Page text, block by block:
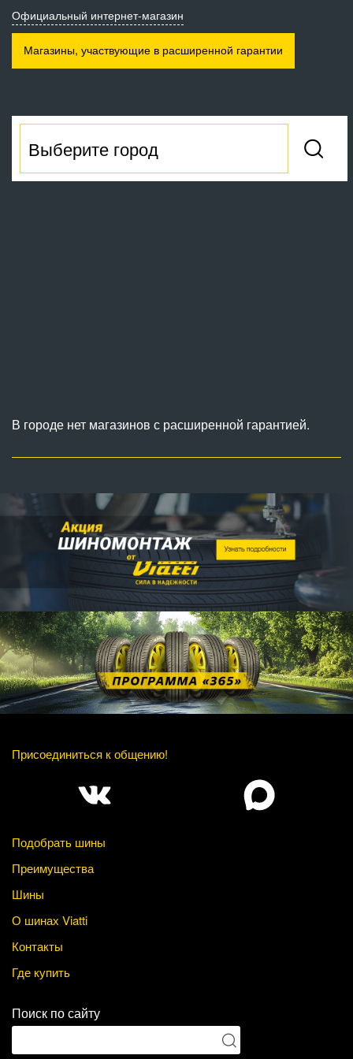
Официальный интернет-магазин
Магазины, участвующие в расширенной гарантии
В городе нет магазинов с расширенной гарантией.
Присоединиться к общению!
Подобрать шины
Преимущества
Шины
О шинах Viatti
Контакты
Где купить
Поиск по сайту